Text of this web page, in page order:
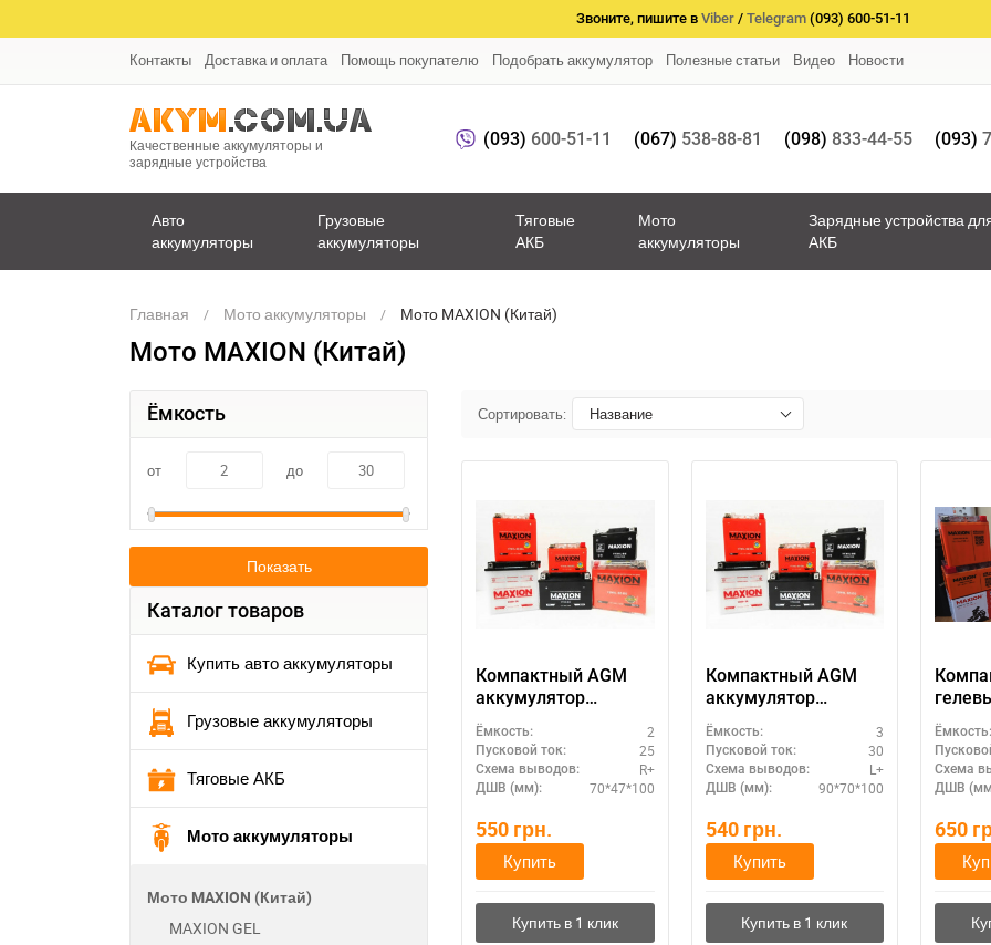
Звоните, пишите в Viber / Telegram (093) 600-51-11
Контакты Доставка и оплата Помощь покупателю Подобрать аккумулятор Полезные статьи Видео Новости
Качественные аккумуляторы и
зарядные устройства
(093) 600-51-11 (067) 538-88-81 (098) 833-44-55 (093)
Авто
аккумуляторы
Грузовые
аккумуляторы
Тяговые
АКБ
Мото
аккумуляторы
Зарядные устройства
АКБ
Главная Мото аккумуляторы Мото MAXION (Китай)
Мото MAXION (Китай)
Ёмкость
от до
Показать
Каталог товаров
Купить авто аккумуляторы
Грузовые аккумуляторы
Тяговые АКБ
Мото аккумуляторы
Мото MAXION (Китай)
MAXION GEL
Сортировать: Название
Компактный AGM
аккумулятор
MAXION 12V 2.3A
(MXBM-GT4B-5 AGM)
Ёмкость: 2
Пусковой ток: 25
Схема выводов: R+
ДШВ (мм): 70*47*100
550 грн.
Купить
Компактный AGM
аккумулятор
MAXION 12V 3A
(MXBM-YTX4L-BS
AGM)
Ёмкость: 3
Пусковой ток: 30
Схема выводов: L+
ДШВ (мм): 90*70*100
540 грн.
Купить
GEL)
Ёмкость:
Схема
ДШВ
650